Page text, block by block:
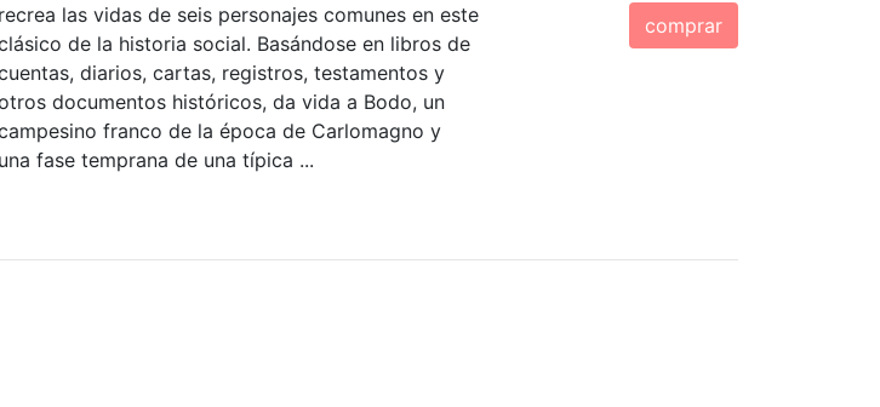
recrea las vidas de seis personajes comunes en este
de la historia social. Basándose en libros de
diarios, cartas, registros, testamentos y
documentos históricos, da vida a Bodo, un
franco de la época de Carlomagno y
una fase temprana de una típica ...
comprar